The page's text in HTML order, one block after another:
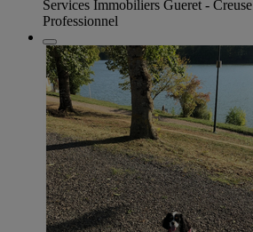
Services Immobiliers Gueret - Creuse
Professionnel